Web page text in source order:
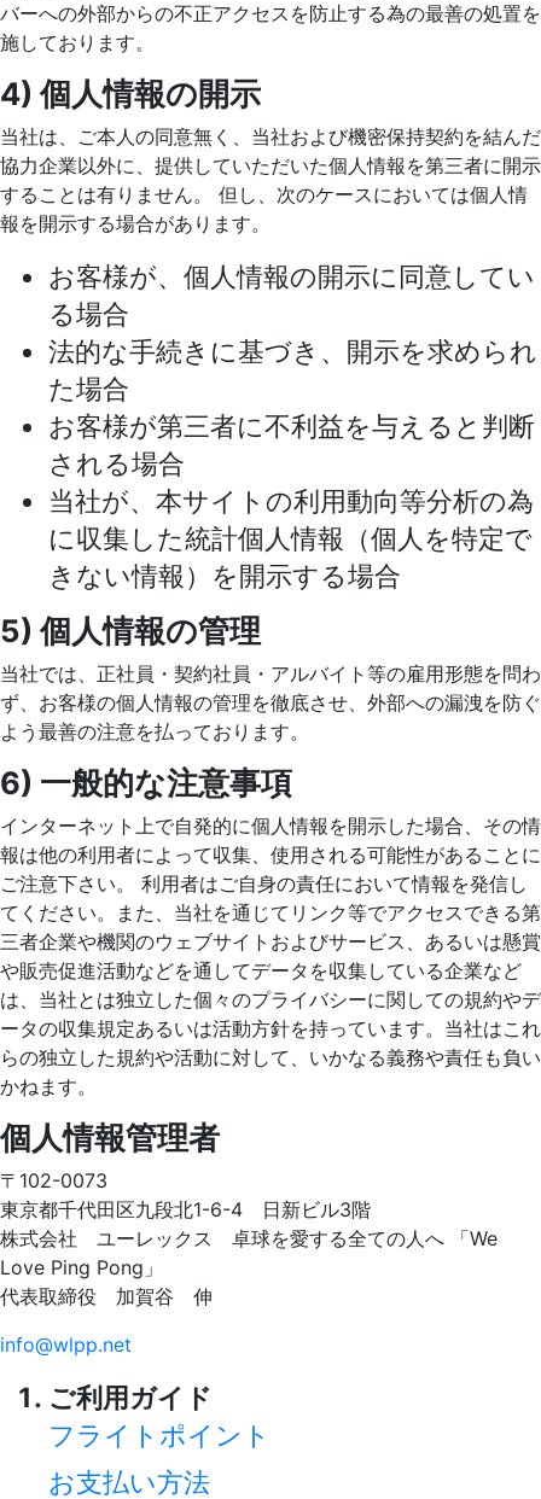
バーへの外部からの不正アクセスを防止する為の最善の処置を
施しております。
4) 個人情報の開示
当社は、ご本人の同意無く、当社および機密保持契約を結んだ
協力企業以外に、提供していただいた個人情報を第三者に開示
することは有りません。 但し、次のケースにおいては個人情
報を開示する場合があります。
お客様が、個人情報の開示に同意してい
る場合
法的な手続きに基づき、開示を求められ
た場合
お客様が第三者に不利益を与えると判断
される場合
当社が、本サイトの利用動向等分析の為
に収集した統計個人情報（個人を特定で
きない情報）を開示する場合
5) 個人情報の管理
当社では、正社員・契約社員・アルバイト等の雇用形態を問わ
ず、お客様の個人情報の管理を徹底させ、外部への漏洩を防ぐ
よう最善の注意を払っております。
6) 一般的な注意事項
インターネット上で自発的に個人情報を開示した場合、その情
報は他の利用者によって収集、使用される可能性があることに
ご注意下さい。 利用者はご自身の責任において情報を発信し
てください。また、当社を通じてリンク等でアクセスできる第
三者企業や機関のウェブサイトおよびサービス、あるいは懸賞
や販売促進活動などを通してデータを収集している企業など
は、当社とは独立した個々のプライバシーに関しての規約やデ
ータの収集規定あるいは活動方針を持っています。当社はこれ
らの独立した規約や活動に対して、いかなる義務や責任も負い
かねます。
個人情報管理者
〒102-0073
東京都千代田区九段北1-6-4 日新ビル3階
株式会社 ユーレックス 卓球を愛する全ての人へ 「We
Love Ping Pong」
代表取締役 加賀谷 伸
info@wlpp.net
ご利用ガイド
フライトポイント
お支払い方法